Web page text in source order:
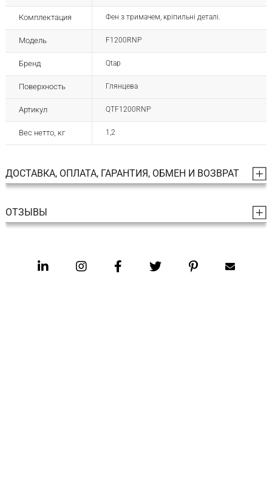
Комплектация Фен з тримачем, кріпильні деталі.
Модель F1200RNP
Бренд Qtap
Поверхность Глянцева
Артикул QTF1200RNP
Вес нетто, кг 1,2
ДОСТАВКА, ОПЛАТА, ГАРАНТИЯ, ОБМЕН И ВОЗВРАТ
ОТЗЫВЫ